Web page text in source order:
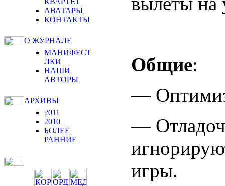
КВАРТЕТ
АВАТАРЫ
КОНТАКТЫ
О ЖУРНАЛЕ
МАНИФЕСТ
ЛКИ
НАШИ
АВТОРЫ
АРХИВЫ
2011
2010
БОЛЕЕ
РАННИЕ
Общие:
—
—
игры.